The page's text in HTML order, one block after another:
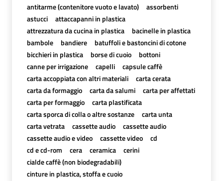
antitarme (contenitore vuoto e lavato)
assorbenti
astucci
attaccapanni in plastica
attrezzatura da cucina in plastica
bacinelle in plastica
bambole
bandiere
batuffoli e bastoncini di cotone
bicchieri in plastica
borse di cuoio
bottoni
canne per irrigazione
capelli
capsule caffè
carta accoppiata con altri materiali
carta cerata
carta da formaggio
carta da salumi
carta per affettati
carta per formaggio
carta plastificata
carta sporca di colla o altre sostanze
carta unta
carta vetrata
cassette audio
cassette audio
cassette audio e video
cassette video
cd
cd e cd-rom
cera ceramica
cerini
cialde caffè (non biodegradabili)
cinture in plastica, stoffa e cuoio